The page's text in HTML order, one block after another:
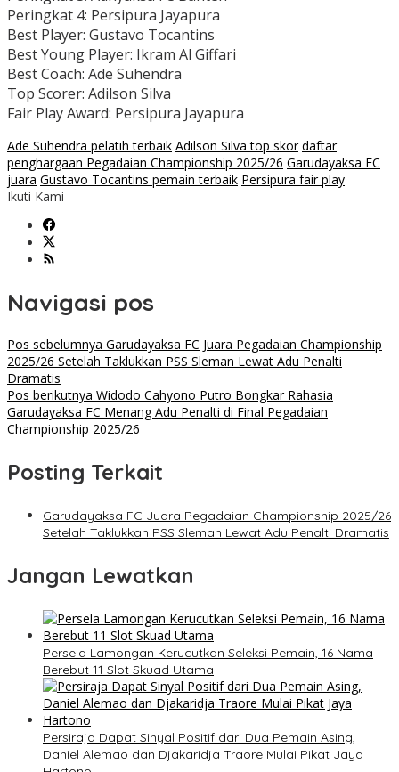
Peringkat 4: Persipura Jayapura
Best Player: Gustavo Tocantins
Best Young Player: Ikram Al Giffari
Best Coach: Ade Suhendra
Top Scorer: Adilson Silva
Fair Play Award: Persipura Jayapura
Ade Suhendra pelatih terbaik Adilson Silva top skor daftar
penghargaan Pegadaian Championship 2025/26 Garudayaksa FC
juara Gustavo Tocantins pemain terbaik Persipura fair play
Ikuti Kami
Navigasi pos
Pos sebelumnya Garudayaksa FC Juara Pegadaian Championship
2025/26 Setelah Taklukkan PSS Sleman Lewat Adu Penalti
Dramatis
Pos berikutnya Widodo Cahyono Putro Bongkar Rahasia
Garudayaksa FC Menang Adu Penalti di Final Pegadaian
Championship 2025/26
Posting Terkait
Garudayaksa FC Juara Pegadaian Championship 2025/26
Setelah Taklukkan PSS Sleman Lewat Adu Penalti Dramatis
Jangan Lewatkan
Persela Lamongan Kerucutkan Seleksi Pemain, 16 Nama
Berebut 11 Slot Skuad Utama
Persiraja Dapat Sinyal Positif dari Dua Pemain Asing,
Daniel Alemao dan Djakaridja Traore Mulai Pikat Jaya